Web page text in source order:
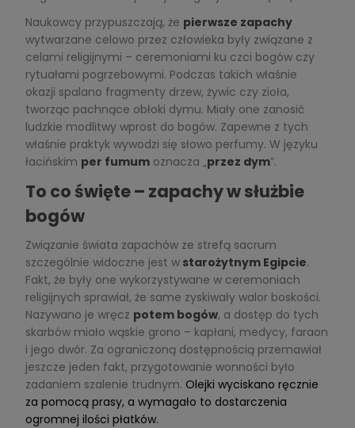
Naukowcy przypuszczają, że pierwsze zapachy
wytwarzane celowo przez człowieka były związane z
celami religijnymi – ceremoniami ku czci bogów czy
rytuałami pogrzebowymi. Podczas takich właśnie
okazji spalano fragmenty drzew, żywic czy zioła,
tworząc pachnące obłoki dymu. Miały one zanosić
ludzkie modlitwy wprost do bogów. Zapewne z tych
właśnie praktyk wywodzi się słowo perfumy. W języku
łacińskim per fumumoznacza „przez dym”.
To co święte – zapachy w służbie
bogów
Związanie świata zapachów ze strefą sacrum
szczególnie widoczne jest wstarożytnym Egipcie.
Fakt, że były one wykorzystywane w ceremoniach
religijnych sprawiał, że same zyskiwały walor boskości.
Nazywano je wręcz potem bogów, a dostęp do tych
skarbów miało wąskie grono – kapłani, medycy, faraon
i jego dwór. Za ograniczoną dostępnością przemawiał
jeszcze jeden fakt, przygotowanie wonności było
zadaniem szalenie trudnym. Olejki wyciskano ręcznie
za pomocą prasy, a wymagało to dostarczenia
ogromnej ilości płatków.